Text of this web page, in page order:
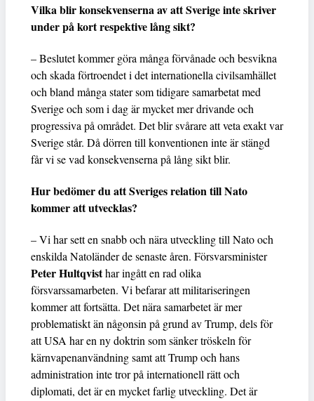
Vilka blir konsekvenserna av att Sverige inte skriver
under på kort respektive lång sikt?
– Beslutet kommer göra många förvånade och besvikna
och skada förtroendet i det internationella civilsamhället
och bland många stater som tidigare samarbetat med
Sverige och som i dag är mycket mer drivande och
progressiva på området. Det blir svårare att veta exakt var
Sverige står. Då dörren till konventionen inte är stängd
får vi se vad konsekvenserna på lång sikt blir.
Hur bedömer du att Sveriges relation till Nato
kommer att utvecklas?
– Vi har sett en snabb och nära utveckling till Nato och
enskilda Natoländer de senaste åren. Försvarsminister
Peter Hultqvisthar ingått en rad olika
försvarssamarbeten. Vi befarar att militariseringen
kommer att fortsätta. Det nära samarbetet är mer
problematiskt än någonsin på grund av Trump, dels för
att USA har en ny doktrin som sänker tröskeln för
kärnvapenanvändning samt att Trump och hans
administration inte tror på internationell rätt och
diplomati, det är en mycket farlig utveckling. Det är